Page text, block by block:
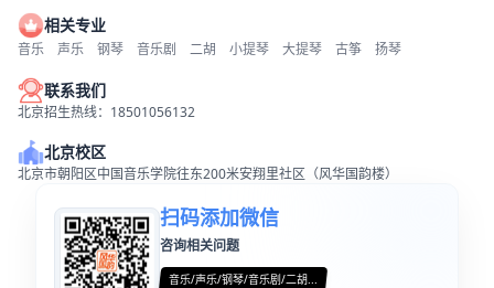
相关专业
音乐 声乐 钢琴 音乐剧 二胡 小提琴 大提琴 古筝 扬琴
联系我们
北京招生热线：18501056132
北京校区
北京市朝阳区中国音乐学院往东200米安翔里社区（风华国韵楼）
扫码添加微信
咨询相关问题
音乐/声乐/钢琴/音乐剧/二胡...